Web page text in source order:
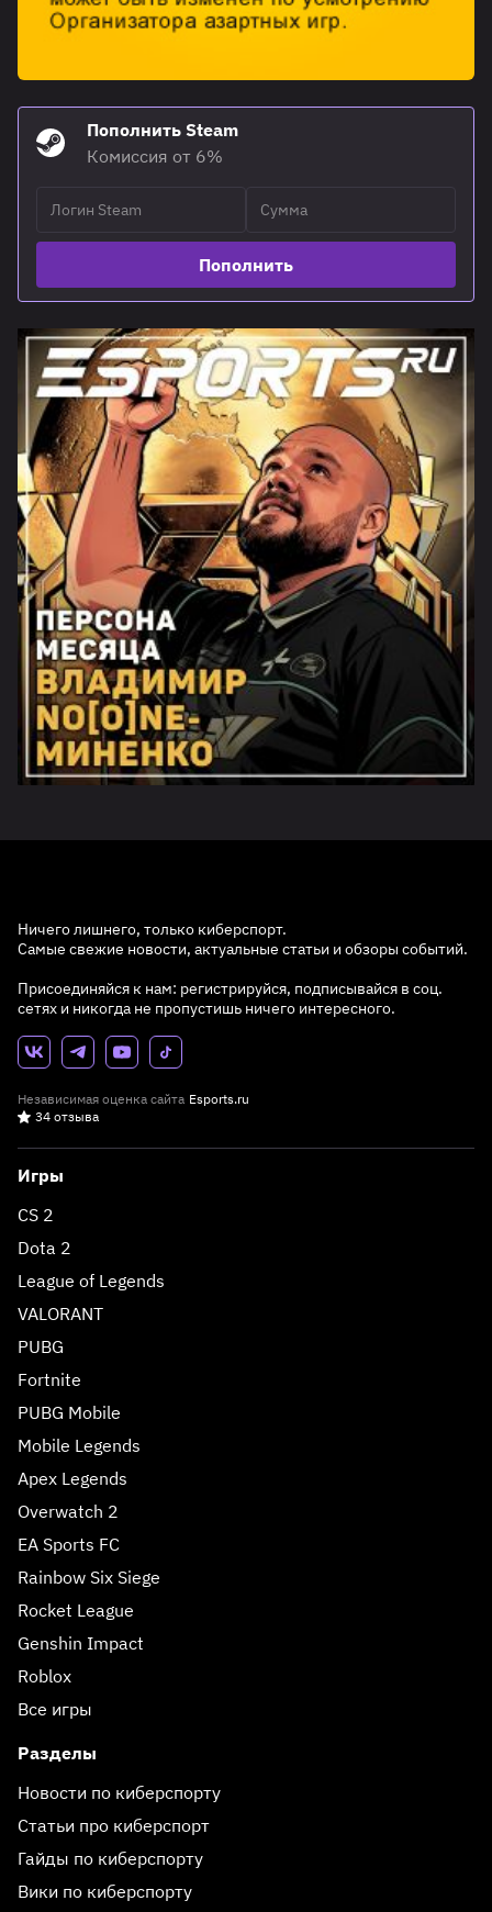
Пополнить Steam
Комиссия от 6%
Пополнить
Ничего лишнего, только киберспорт.
Самые свежие новости, актуальные статьи и обзоры событий.
Присоединяйся к нам: регистрируйся, подписывайся в соц.
сетях и никогда не пропустишь ничего интересного.
Независимая оценка сайта Esports.ru
34 отзыва
Игры
CS 2
Dota 2
League of Legends
VALORANT
PUBG
Fortnite
PUBG Mobile
Mobile Legends
Apex Legends
Overwatch 2
EA Sports FC
Rainbow Six Siege
Rocket League
Genshin Impact
Roblox
Все игры
Разделы
Новости по киберспорту
Статьи про киберспорт
Гайды по киберспорту
Вики по киберспорту